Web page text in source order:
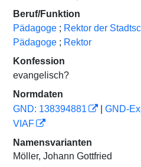
Beruf/Funktion
Pädagoge ; Rektor der
Pädagoge ; Rektor
Konfession
evangelisch?
Normdaten
GND: 138394881
GND-
VIAF
Namensvarianten
Möller, Johann Gottfried